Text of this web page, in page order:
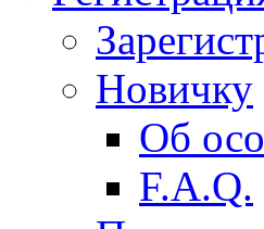
Новичку
Об
F.A.Q.